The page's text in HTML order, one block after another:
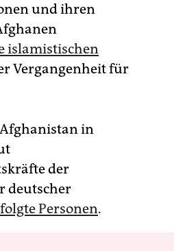
und ihren
islamistischen
Vergangenheit für
in
der
deutscher
Personen.